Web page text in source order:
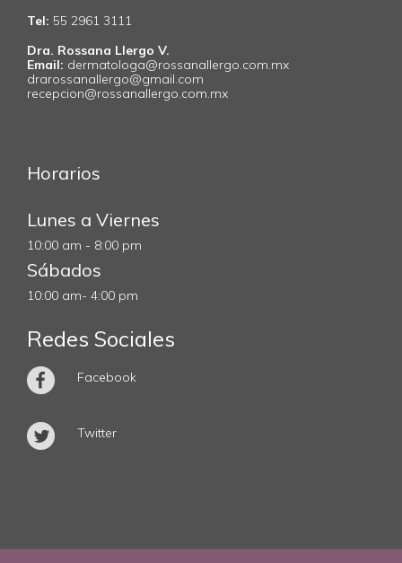
Tel: 55 2961 3111
Dra. Rossana Llergo V.
Email: dermatologa@rossanallergo.com.mx
drarossanallergo@gmail.com
recepcion@rossanallergo.com.mx
Horarios
Lunes a Viernes
10:00 am - 8:00 pm
Sábados
10:00 am- 4:00 pm
Redes Sociales
Facebook
Twitter